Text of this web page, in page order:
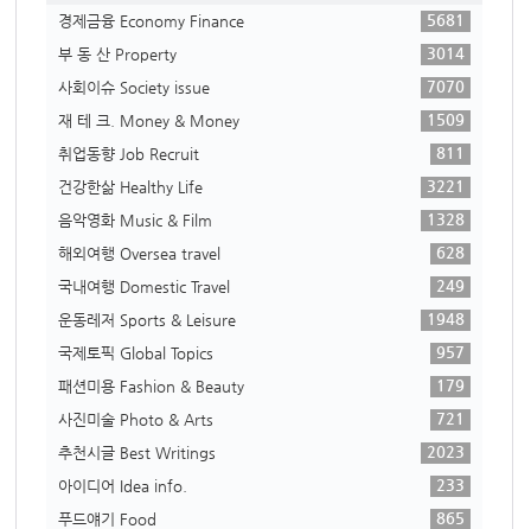
경제금융 Economy Finance
5681
부 동 산 Property
3014
사회이슈 Society issue
7070
재 테 크. Money & Money
1509
취업동향 Job Recruit
811
건강한삶 Healthy Life
3221
음악영화 Music & Film
1328
해외여행 Oversea travel
628
국내여행 Domestic Travel
249
운동레저 Sports & Leisure
1948
국제토픽 Global Topics
957
패션미용 Fashion & Beauty
179
사진미술 Photo & Arts
721
추천시글 Best Writings
2023
아이디어 Idea info.
233
푸드얘기 Food
865